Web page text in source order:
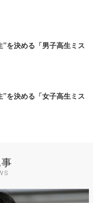
を決める「男子高生ミス
を決める「女子高生ミス